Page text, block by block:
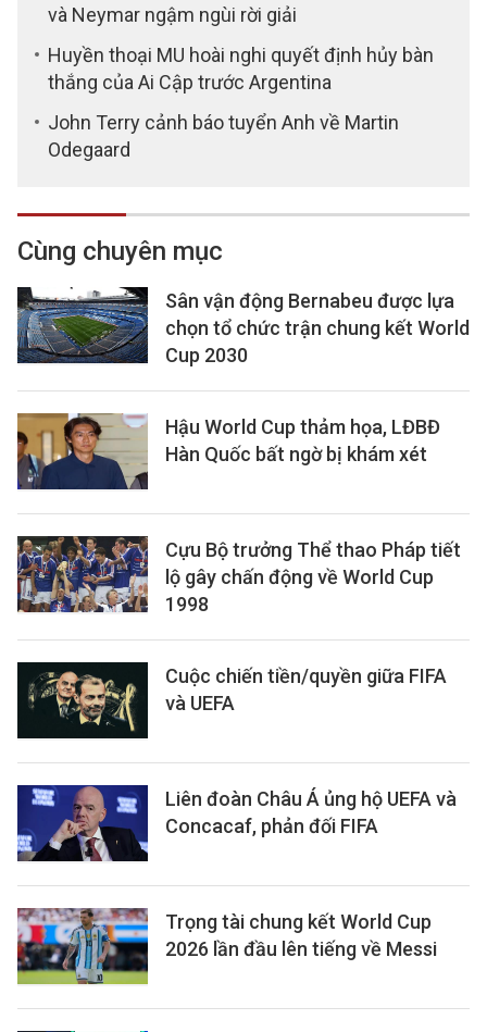
và Neymar ngậm ngùi rời giải
Huyền thoại MU hoài nghi quyết định hủy bàn
thắng của Ai Cập trước Argentina
John Terry cảnh báo tuyển Anh về Martin
Odegaard
Cùng chuyên mục
Sân vận động Bernabeu được lựa
chọn tổ chức trận chung kết World
Cup 2030
Hậu World Cup thảm họa, LĐBĐ
Hàn Quốc bất ngờ bị khám xét
Cựu Bộ trưởng Thể thao Pháp tiết
lộ gây chấn động về World Cup
1998
Cuộc chiến tiền/quyền giữa FIFA
và UEFA
Liên đoàn Châu Á ủng hộ UEFA và
Concacaf, phản đối FIFA
Trọng tài chung kết World Cup
2026 lần đầu lên tiếng về Messi